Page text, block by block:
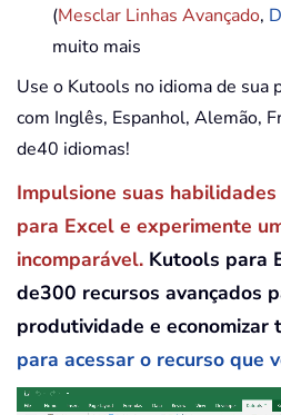
(Mesclar Linhas Avançado,
muito mais
Use o Kutools no idioma de sua
com Inglês, Espanhol, Alemão,
de40 idiomas!
Impulsione suas
para Excel e experimente
incomparável. Kutools para
de300 recursos avançados
produtividade e economizar
para acessar o recurso que